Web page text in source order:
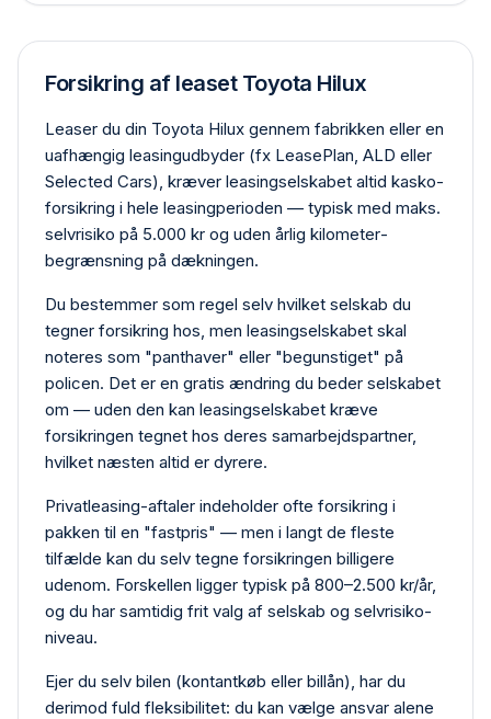
Forsikring af leaset Toyota Hilux
Leaser du din Toyota Hilux gennem fabrikken eller en
uafhængig leasing­udbyder (fx LeasePlan, ALD eller
Selected Cars), kræver leasing­selskabet altid kasko­
forsikring i hele leasing­perioden — typisk med maks.
selvrisiko på 5.000 kr og uden årlig kilometer­
begrænsning på dækningen.
Du bestemmer som regel selv hvilket selskab du
tegner forsikring hos, men leasing­selskabet skal
noteres som "panthaver" eller "begunstiget" på
policen. Det er en gratis ændring du beder selskabet
om — uden den kan leasing­selskabet kræve
forsikringen tegnet hos deres samarbejdspartner,
hvilket næsten altid er dyrere.
Privat­leasing-aftaler indeholder ofte forsikring i
pakken til en "fastpris" — men i langt de fleste
tilfælde kan du selv tegne forsikringen billigere
udenom. Forskellen ligger typisk på 800–2.500 kr/år,
og du har samtidig frit valg af selskab og selvrisiko­
niveau.
Ejer du selv bilen (kontant­køb eller billån), har du
derimod fuld fleksibilitet: du kan vælge ansvar alene